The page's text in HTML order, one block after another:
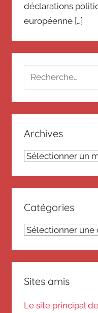
déclarations
européenne […]
Recherche
:
Archives
Archives
Catégories
Catégories
Sites amis
Le site principal